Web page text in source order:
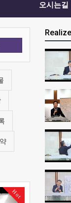
오시는길
Hot